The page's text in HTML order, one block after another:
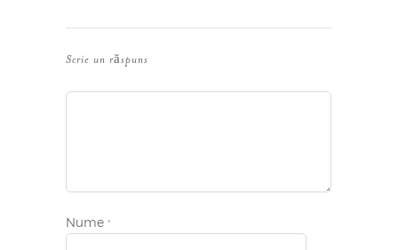
Scrie un răspuns
Nume *